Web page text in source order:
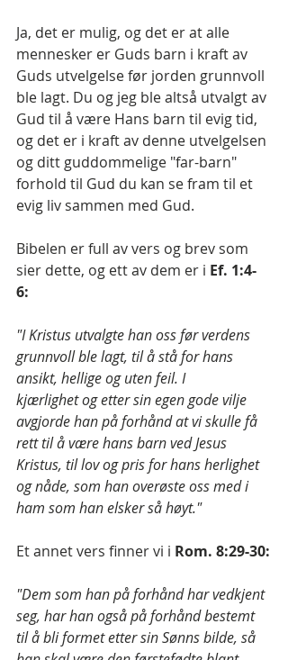
Ja, det er mulig, og det er at alle
mennesker er Guds barn i kraft av
Guds utvelgelse før jorden grunnvoll
ble lagt. Du og jeg ble altså utvalgt av
Gud til å være Hans barn til evig tid,
og det er i kraft av denne utvelgelsen
og ditt guddommelige "far-barn"
forhold til Gud du kan se fram til et
evig liv sammen med Gud.
Bibelen er full av vers og brev som
sier dette, og ett av dem er i Ef. 1:4-
6:
"I Kristus utvalgte han oss før verdens
grunnvoll ble lagt, til å stå for hans
ansikt, hellige og uten feil. I
kjærlighet og etter sin egen gode vilje
avgjorde han på forhånd at vi skulle få
rett til å være hans barn ved Jesus
Kristus, til lov og pris for hans herlighet
og nåde, som han overøste oss med i
ham som han elsker så høyt."
Et annet vers finner vi i Rom. 8:29-30:
"Dem som han på forhånd har vedkjent
seg, har han også på forhånd bestemt
til å bli formet etter sin Sønns bilde, så